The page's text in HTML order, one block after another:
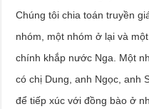
Chúng tôi chia toán truyền
nhóm, một nhóm ở lại và
chính khắp nước Nga. Một
có chị Dung, anh Ngọc, anh
để tiếp xúc với đồng bào ở